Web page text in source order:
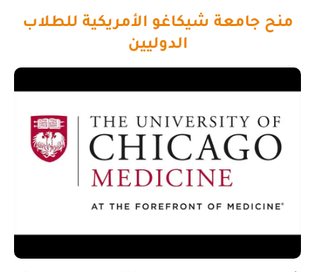
منح جامعة شيكاغو الأمريكية للطلاب
الدوليين